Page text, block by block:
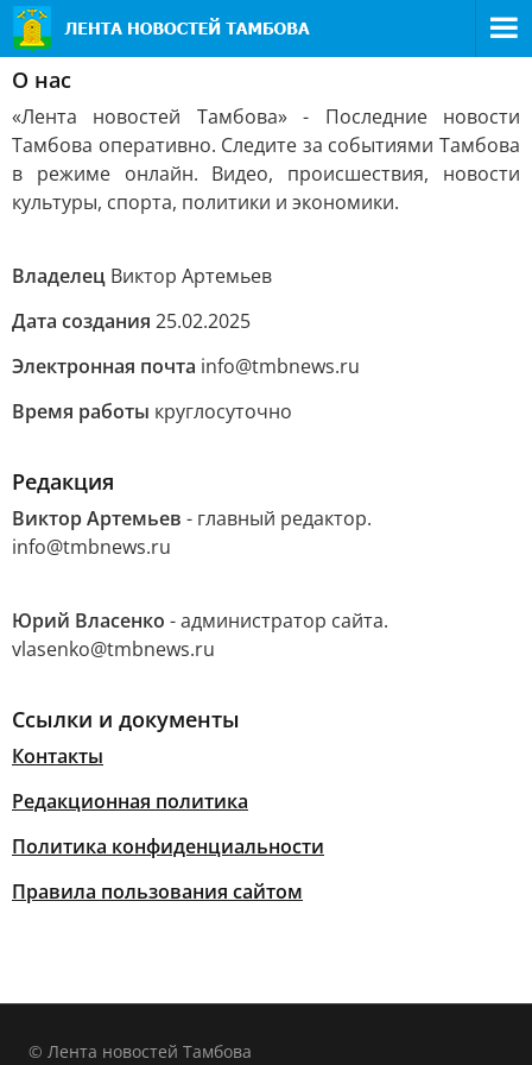
О нас
«Лента новостей Тамбова» - Последние новости
Тамбова оперативно. Следите за событиями Тамбова
в режиме онлайн. Видео, происшествия, новости
культуры, спорта, политики и экономики.
Владелец Виктор Артемьев
Дата создания 25.02.2025
Электронная почта info@tmbnews.ru
Время работы круглосуточно
Редакция
Виктор Артемьев - главный редактор.
info@tmbnews.ru
Юрий Власенко - администратор сайта.
vlasenko@tmbnews.ru
Ссылки и документы
Контакты
Редакционная политика
Политика конфиденциальности
Правила пользования сайтом
© Лента новостей Тамбова